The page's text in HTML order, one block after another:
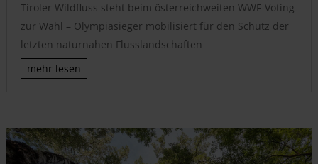
Tiroler Wildfluss steht beim österreichweiten WWF-Voting
zur Wahl – Olympiasieger mobilisiert für den Schutz der
letzten naturnahen Flusslandschaften
mehr lesen